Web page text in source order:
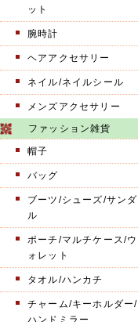
ット
腕時計
ヘアアクセサリー
ネイル/ネイルシール
メンズアクセサリー
ファッション雑貨
帽子
バッグ
ブーツ/シューズ/サンダ
ル
ポーチ/マルチケース/ウ
ォレット
タオル/ハンカチ
チャーム/キーホルダー/
ハンドミラー